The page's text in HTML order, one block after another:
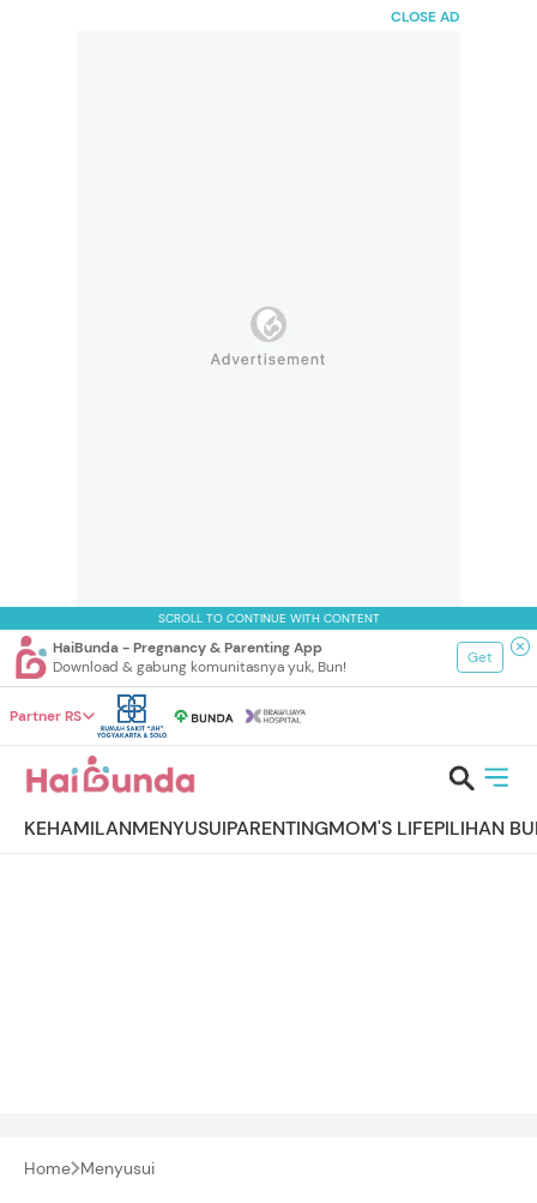
CLOSE AD
SCROLL TO CONTINUE WITH CONTENT
HaiBunda - Pregnancy & Parenting App
Download & gabung komunitasnya yuk, Bun!
Get
Partner RS
KEHAMILANMENYUSUIPARENTINGMOM'S LIFEPILIHAN
Home Menyusui